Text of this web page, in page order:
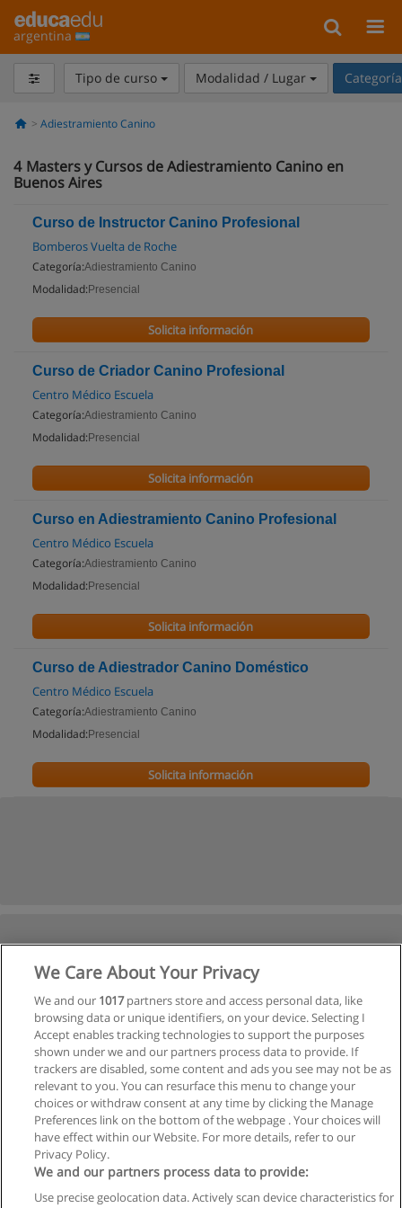
argentina
Tipo de curso Modalidad / Lugar
Adiestramiento Canino
4 Masters y Cursos de Adiestramiento Canino en
Buenos Aires
Curso de Instructor Canino Profesional
Bomberos Vuelta de Roche
Categoría:Adiestramiento Canino
Modalidad: Presencial
Solicita información
Curso de Criador Canino Profesional
Centro Médico Escuela
Categoría:Adiestramiento Canino
Modalidad: Presencial
Solicita información
Curso en Adiestramiento Canino Profesional
Centro Médico Escuela
Categoría:Adiestramiento Canino
Modalidad: Presencial
Solicita información
Curso de Adiestrador Canino Doméstico
Centro Médico Escuela
Categoría:Adiestramiento Canino
Modalidad: Presencial
Solicita información
We Care About Your Privacy
We and our 1017partners store and access personal data, like
browsing data or unique identifiers, on your device. Selecting I
Accept enables tracking technologies to support the purposes
shown under we and our partners process data to provide. If
trackers are disabled, some content and ads you see may not be as
relevant to you. You can resurface this menu to change your
choices or withdraw consent at any time by clicking the Manage
Preferences link on the bottom of the webpage . Your choices will
have effect within our Website. For more details, refer to our
Privacy Policy.
We and our partners process data to provide:
Use precise geolocation data. Actively scan device characteristics for